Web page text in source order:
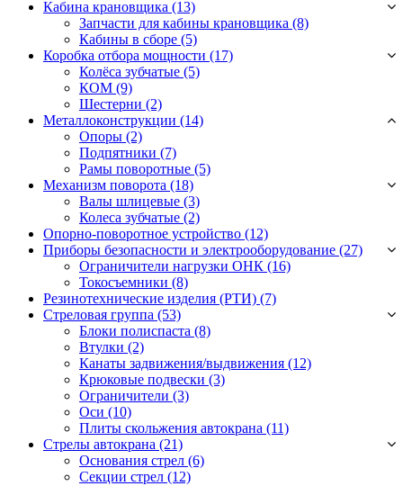
Кабина крановщика (13)
Запчасти для кабины крановщика (8)
Кабины в сборе (5)
Коробка отбора мощности (17)
Колёса зубчатые (5)
КОМ (9)
Шестерни (2)
Металлоконструкции (14)
Опоры (2)
Подпятники (7)
Рамы поворотные (5)
Механизм поворота (18)
Валы шлицевые (3)
Колеса зубчатые (2)
Опорно-поворотное устройство (12)
Приборы безопасности и электрооборудование (27)
Ограничители нагрузки ОНК (16)
Токосъемники (8)
Резинотехнические изделия (РТИ) (7)
Стреловая группа (53)
Блоки полиспаста (8)
Втулки (2)
Канаты задвижения/выдвижения (12)
Крюковые подвески (3)
Ограничители (3)
Оси (10)
Плиты скольжения автокрана (11)
Стрелы автокрана (21)
Основания стрел (6)
Секции стрел (12)